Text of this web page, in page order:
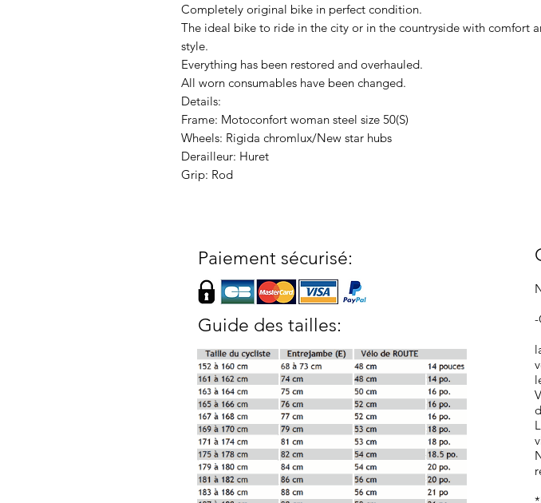
Completely original bike in perfect condition.
The ideal bike to ride in the city or in the countryside with comfort
style.
Everything has been restored and overhauled.
All worn consumables have been changed.
Details:
Frame: Motoconfort woman steel size 50(S)
Wheels: Rigida chromlux/New star hubs
Derailleur: Huret
Grip: Rod
Paiement sécurisé:
Guide des tailles:
-